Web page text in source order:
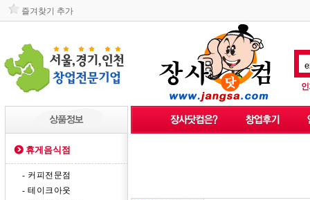
즐겨찾기 추가
휴게음식점
- 커피전문점
- 테이크아웃